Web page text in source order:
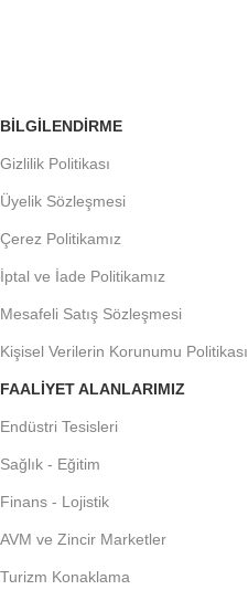
BILGILENDIRME
Gizlilik Politikası
Üyelik Sözleşmesi
Çerez Politikamız
İptal ve İade Politikamız
Mesafeli Satış Sözleşmesi
Kişisel Verilerin Korunumu Politikası
FAALIYET ALANLARIMIZ
Endüstri Tesisleri
Sağlık - Eğitim
Finans - Lojistik
AVM ve Zincir Marketler
Turizm Konaklama